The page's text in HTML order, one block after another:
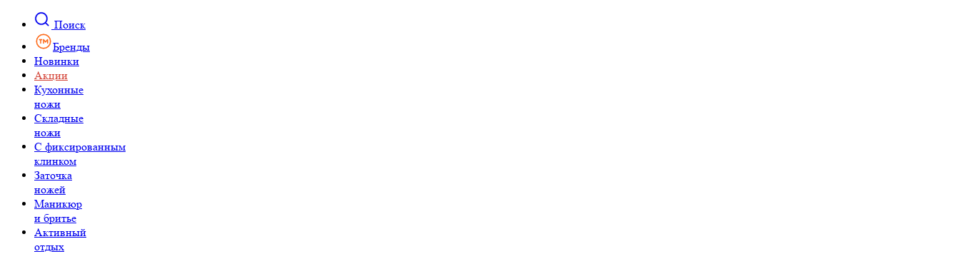
Поиск
Бренды
Новинки
Акции
Кухонные
ножи
Складные
ножи
C фиксированным
клинком
Заточка
ножей
Маникюр
и бритье
Активный
отдых